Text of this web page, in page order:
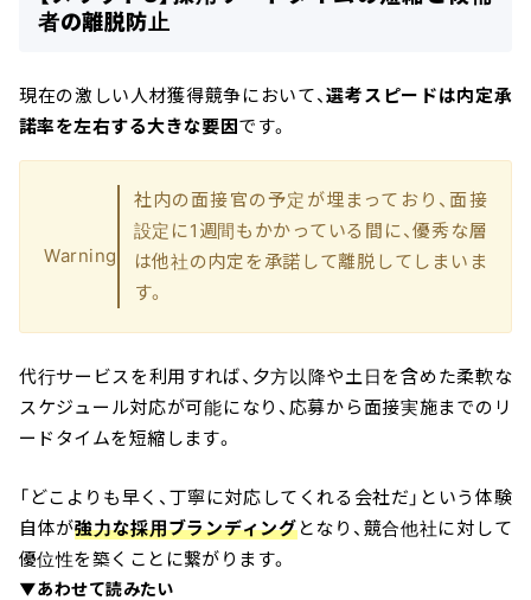
者の離脱防止
現在の激しい人材獲得競争において、選考スピードは内定承
諾率を左右する大きな要因です。
Warning
社内の面接官の予定が埋まっており、面接
設定に1週間もかかっている間に、優秀な層
は他社の内定を承諾して離脱してしまいま
す。
代行サービスを利用すれば、夕方以降や土日を含めた柔軟な
スケジュール対応が可能になり、応募から面接実施までのリ
ードタイムを短縮します。
「どこよりも早く、丁寧に対応してくれる会社だ」という体験
自体が強力な採用ブランディングとなり、競合他社に対して
優位性を築くことに繋がります。
▼あわせて読みたい